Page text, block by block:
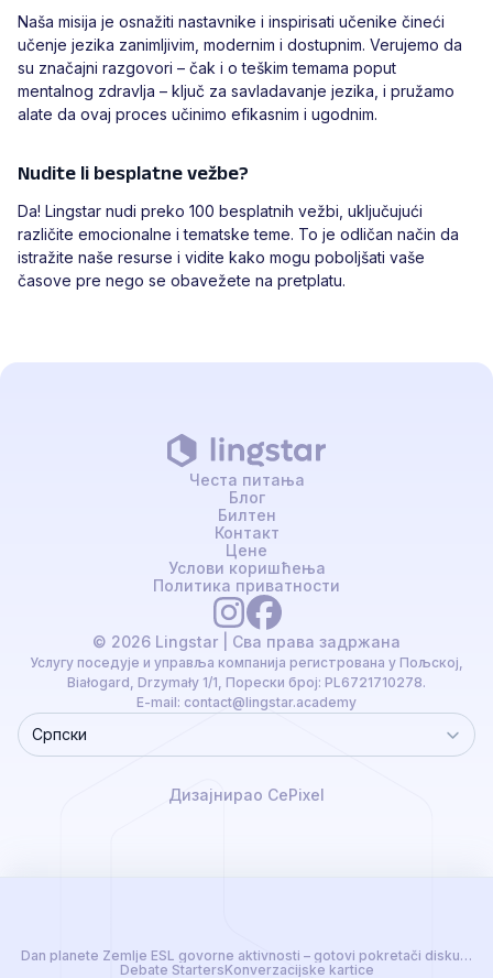
Naša misija je osnažiti nastavnike i inspirisati učenike čineći
učenje jezika zanimljivim, modernim i dostupnim. Verujemo da
su značajni razgovori – čak i o teškim temama poput
mentalnog zdravlja – ključ za savladavanje jezika, i pružamo
alate da ovaj proces učinimo efikasnim i ugodnim.
Nudite li besplatne vežbe?
Da! Lingstar nudi preko 100 besplatnih vežbi, uključujući
različite emocionalne i tematske teme. To je odličan način da
istražite naše resurse i vidite kako mogu poboljšati vaše
časove pre nego se obavežete na pretplatu.
© 2026 Lingstar | Сва права задржана
Услугу поседује и управља компанија регистрована у Пољској,
Białogard, Drzymały 1/1, Порески број: PL6721710278.
E-mail: contact@lingstar.academy
Честа питања
Блог
Билтен
Контакт
Цене
Услови коришћења
Политика приватности
Language
Српски
Дизајнирао CePixel
Dan planete Zemlje ESL govorne aktivnosti – gotovi pokretači diskusija
Debate StartersKonverzacijske kartice